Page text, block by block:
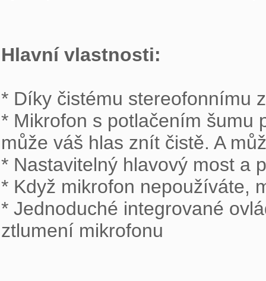
Hlavní vlastnosti:
* Díky čistému stereofonnímu
* Mikrofon s potlačením šumu
může váš hlas znít čistě. A
* Nastavitelný hlavový most a
* Když mikrofon nepoužíváte,
* Jednoduché integrované
ztlumení mikrofonu